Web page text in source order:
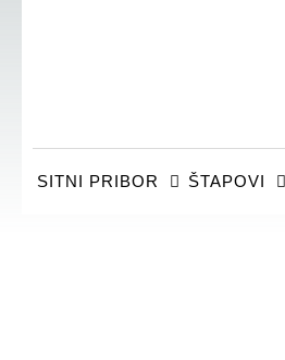
SITNI PRIBOR ŠTAPOVI